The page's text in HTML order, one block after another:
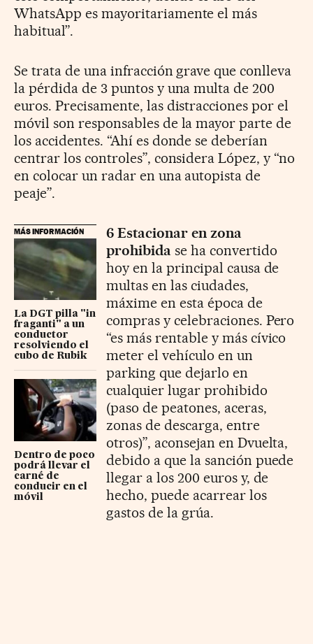
WhatsApp es mayoritariamente el más
habitual”.
Se trata de una infracción grave que conlleva
la pérdida de 3 puntos y una multa de 200
euros. Precisamente, las distracciones por el
móvil son responsables de la mayor parte de
los accidentes. “Ahí es donde se deberían
centrar los controles”, considera López, y “no
en colocar un radar en una autopista de
peaje”.
MÁS INFORMACIÓN
La DGT pilla "in
fraganti" a un
conductor
resolviendo el
cubo de Rubik
Dentro de poco
podrá llevar el
carné de
conducir en el
móvil
6 Estacionar en zona
prohibida se ha convertido
hoy en la principal causa de
multas en las ciudades,
máxime en esta época de
compras y celebraciones. Pero
“es más rentable y más cívico
meter el vehículo en un
parking que dejarlo en
cualquier lugar prohibido
(paso de peatones, aceras,
zonas de descarga, entre
otros)”, aconsejan en Dvuelta,
debido a que la sanción puede
llegar a los 200 euros y, de
hecho, puede acarrear los
gastos de la grúa.